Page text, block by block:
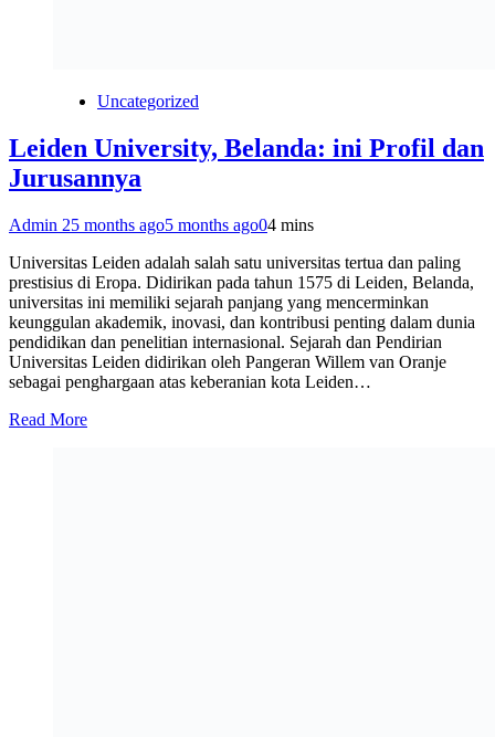
Uncategorized
Leiden University, Belanda: ini Profil dan
Jurusannya
Admin 25 months ago5 months ago04 mins
Universitas Leiden adalah salah satu universitas tertua dan paling
prestisius di Eropa. Didirikan pada tahun 1575 di Leiden, Belanda,
universitas ini memiliki sejarah panjang yang mencerminkan
keunggulan akademik, inovasi, dan kontribusi penting dalam dunia
pendidikan dan penelitian internasional. Sejarah dan Pendirian
Universitas Leiden didirikan oleh Pangeran Willem van Oranje
sebagai penghargaan atas keberanian kota Leiden…
Read More